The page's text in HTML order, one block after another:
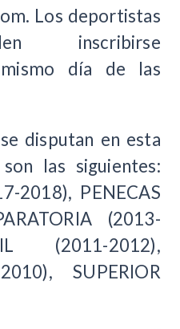
. Los deportistas
inscribirse
día de las
disputan en esta
las siguientes:
2018), PENECAS
(2013-
(2011-2012),
SUPERIOR